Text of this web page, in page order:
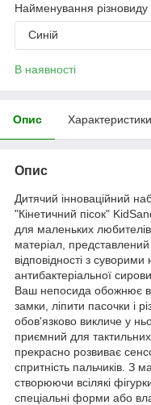
Найменування різновиду
Синій
В наявності
Опис Характеристики
Опис
Дитячий інноваційний
"Кінетичний пісок"
для маленьких любителів
матеріал,
відповідності з
антибактеріальної
Ваш непосида обожнює
замки, ліпити пасочки і
обов'язково викличе у
приємний для тактильних
прекрасно розвиває
спритність пальчиків. З
створюючи всілякі
спеціальні форми або